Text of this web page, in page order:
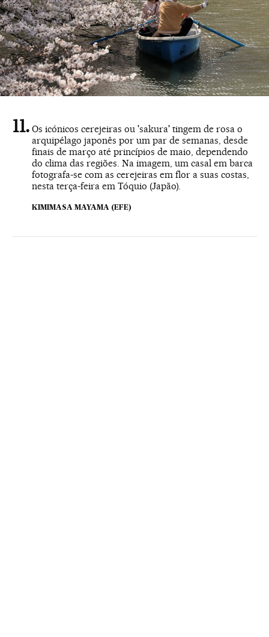
Os icónicos cerejeiras ou 'sakura' tingem de rosa o
arquipélago japonês por um par de semanas, desde
finais de março até princípios de maio, dependendo
do clima das regiões. Na imagem, um casal em barca
fotografa-se com as cerejeiras em flor a suas costas,
nesta terça-feira em Tóquio (Japão).
KIMIMASA MAYAMA (EFE)